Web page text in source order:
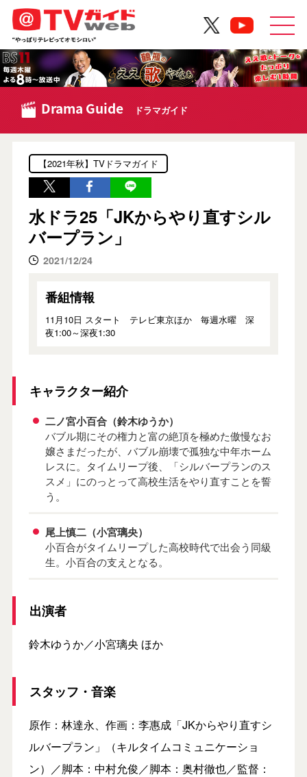
Drama Guide ドラマガイド
【2021年秋】TVドラマガイド
水ドラ25「JKからやり直すシル
バープラン」
2021/12/24
番組情報
11月10日 スタート テレビ東京ほか 毎週水曜 深
夜1:00～深夜1:30
キャラクター紹介
二ノ宮小百合（鈴木ゆうか）
バブル期にその権力と富の絶頂を極めた傲慢なお
嬢さまだったが、バブル崩壊で孤独な中年ホーム
レスに。タイムリープ後、「シルバープランのス
スメ」にのっとって高校生活をやり直すことを誓
う。
尾上慎二（小宮璃央）
小百合がタイムリープした高校時代で出会う同級
生。小百合の支えとなる。
出演者
鈴木ゆうか／小宮璃央 ほか
スタッフ・音楽
原作：林達永、作画：李惠成「JKからやり直すシ
ルバープラン」（キルタイムコミュニケーショ
ン）／脚本：中村允俊／脚本：奥村徹也／監督：